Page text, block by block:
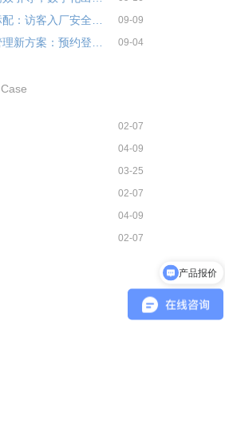
09-09
09-04
Case
02-07
04-09
03-25
02-07
04-09
02-07
产品报价